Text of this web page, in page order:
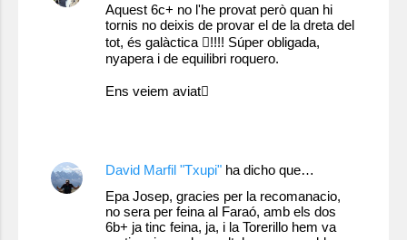
Aquest 6c+ no l'he provat però quan hi
tornis no deixis de provar el de la dreta del
tot, és galàctica !!!! Súper obligada,
nyapera i de equilibri roquero.
Ens veiem aviat
David Marfil "Txupi" ha dicho que…
Epa Josep, gracies per la recomanacio,
no sera per feina al Faraó, amb els dos
6b+ ja tinc feina, ja, i la Torerillo hem va